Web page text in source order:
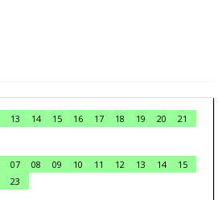
13 14 15 16 17 18 19 20
21
07 08 09 10 11 12 13 14
15
23